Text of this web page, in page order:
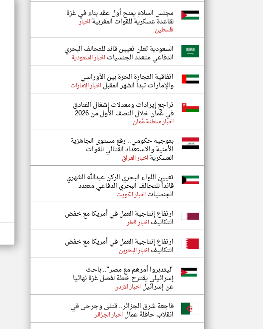
مجلس السلام يمنح أول عقد بناء في غزة
لقاعدة عسكرية للقوات المغربيةاخبار
فلسطين
السعودية تعلن تعيين قائد للتحالف البحري
الدفاعي متعدد الجنسياتاخبار السعودية
اتفاقية التجارة الحرة بين الأوراسي
والإمارات تبدأ الشهر المقبلاخبار الإمارات
تراجع إيرادات ومعدلات إشغال الفنادق
في عُمان خلال النصف الأول من 2026
اخبار سلطنة عُمان
بتوجيه حكومي.. رفع مستوى الجاهزية
الأمنية والاستعداد القتالي للقوات
العسكريةاخبار العراق
تعيين اللواء البحري الركن عبدالله الشهري
قائداً للتحالف البحري الدفاعي متعدد
الجنسياتاخبار الكويت
ارتفاع إنتاجية العمل في أمريكا مع خفض
التكاليفاخبار قطر
ارتفاع إنتاجية العمل في أمريكا مع خفض
التكاليفاخبار البحرين
"ليتدبروا أمرهم مع مصر".. باحث
إسرائيلي يقترح خطة لفصل غزة نهائيا
عن إسرائيلاخبار الاردن
فاجعة شرق الجزائر.. قتلى وجرحى في
انقلاب حافلة عمالاخبار الجزائر